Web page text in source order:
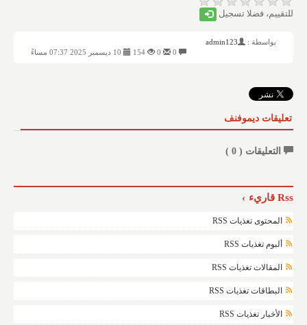
للتقييم، فضلا تسجيل
بواسطة :
admin123
154
تعليقات ديموفنف
التعليقات ( 0
)
Rss قاريء
المحتوى تغذيات RSS
ألبوم تغذيات RSS
المقالات تغذيات RSS
البطاقات تغذيات RSS
الأخبار تغذيات RSS